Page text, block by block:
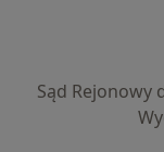
Sąd Rejonowy